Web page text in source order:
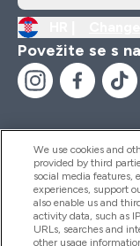
Povežite se s
Pomoć I
Proizvodi
We use cookies and
provided by third
social media features,
experiences, support
also enable us and
activity data, such as
URLs, searches and
other usage